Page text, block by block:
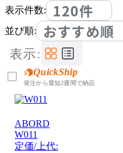
表示件数:
120件
並び順: おすすめ順
表示:
QuickShip
発注から最短2週間で納品
ABORD
W011
定価/上代: